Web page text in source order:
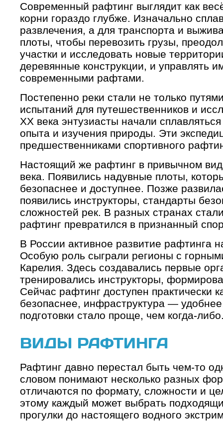
Современный рафтинг выглядит как
корни гораздо глубже. Изначально
развлечения, а для транспорта и
плоты, чтобы перевозить грузы,
участки и исследовать новые
деревянные конструкции, и управлять
современными рафтами.
Постепенно реки стали не только
испытаний для путешественников и
XX века энтузиасты начали
опыта и изучения природы. Эти
предшественниками спортивного
Настоящий же рафтинг в привычном
века. Появились надувные плоты,
безопаснее и доступнее. Позже
появились инструкторы, стандарты
сложностей рек. В разных странах
рафтинг превратился в признанный
В России активное развитие рафтинга
Особую роль сыграли регионы с
Карелия. Здесь создавались первые
тренировались инструкторы,
Сейчас рафтинг доступен практически
безопаснее, инфраструктура —
подготовки стало проще, чем когда-
ВИДЫ РАФТИНГА
Рафтинг давно перестал быть чем-то
словом понимают несколько разных
отличаются по формату, сложности и
этому каждый может выбрать
прогулки до настоящего водного